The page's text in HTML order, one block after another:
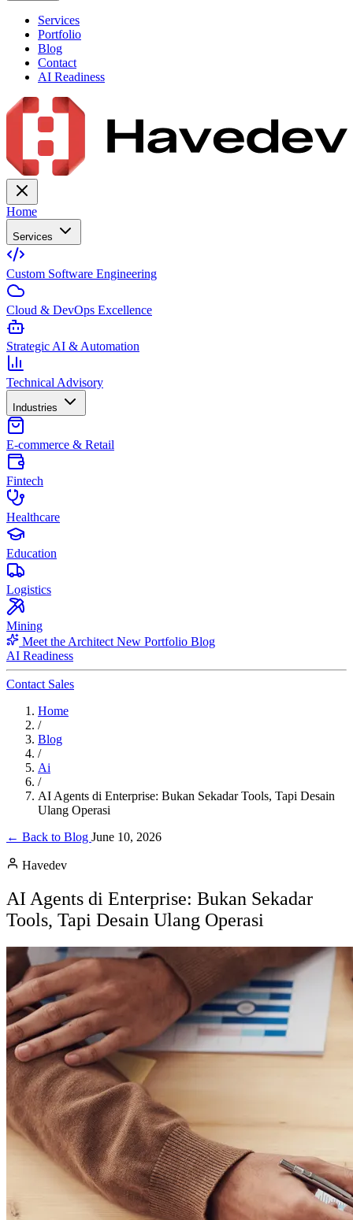
Services
Portfolio
Blog
Contact
AI Readiness
Home
Services
Custom Software Engineering
Cloud & DevOps Excellence
Strategic AI & Automation
Technical Advisory
Industries
E-commerce & Retail
Fintech
Healthcare
Education
Logistics
Mining
Meet the Architect New Portfolio Blog
AI Readiness
Contact Sales
Home
/
Blog
/
Ai
/
AI Agents di Enterprise: Bukan Sekadar Tools, Tapi Desain
Ulang Operasi
← Back to Blog June 10, 2026
Havedev
AI Agents di Enterprise: Bukan Sekadar
Tools, Tapi Desain Ulang Operasi